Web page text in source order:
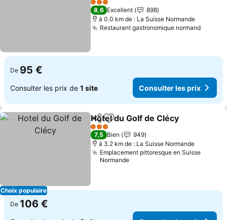
3 Étoiles
8,6 Excellent
898
à 0.0 km de : La Suisse Normande
Restaurant gastronomique normand
De 95 €
Consulter les prix de 1 site Consulter les prix
Choix populaire
PartagerAjouter à mes favoris
Hotel du Golf de Clécy
3 Étoiles
7,5 Bien
949
à 3.2 km de : La Suisse Normande
Emplacement pittoresque en Suisse
Normande
De 106 €